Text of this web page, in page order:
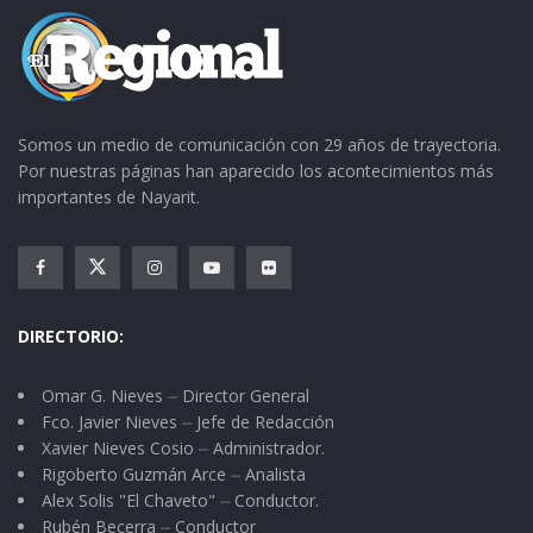
tuvo la fortuna de conocer Marruecos y España,
a donde viajó para asistir a “Expo Sevilla 92”
actuando en la obra teatral “Tenochtitlán 30-
38”, de la Bajacaliforniana Bianca Santana.
Magda Alejandra, se insiste, ama a Nayarit, más
estableció en Michoacán, cuyo estado le abrió
profesional. Ahora se encuentra en Nayarit,
talentos y difundiendo la cultura por medio de
las artes escénicas
Ella es creadora del proyecto “María Sabina,
Somos un medio de comunicación con 29 años de trayectoria.
Por nuestras páginas han aparecido los acontecimientos más
importantes de Nayarit.
DIRECTORIO:
Omar G. Nieves ⏤ Director General
Fco. Javier Nieves ⏤ Jefe de Redacción
Xavier Nieves Cosio ⏤ Administrador.
Rigoberto Guzmán Arce ⏤ Analista
Alex Solis "El Chaveto" ⏤ Conductor.
Rubén Becerra ⏤ Conductor